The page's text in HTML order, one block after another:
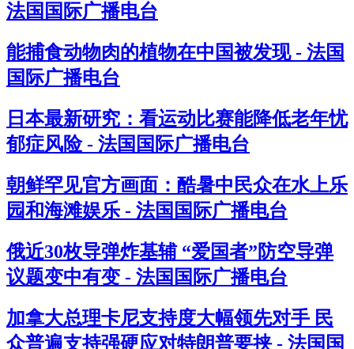
法国国际广播电台
能捕食动物肉的植物在中国被发现 - 法国
国际广播电台
日本最新研究：看运动比赛能降低老年忧
郁症风险 - 法国国际广播电台
朝鲜罕见官方画面：酷暑中民众在水上乐
园和海滩娱乐 - 法国国际广播电台
俄近30枚导弹炸基辅 “爱国者”防空导弹
议题变中有变 - 法国国际广播电台
加拿大总理卡尼支持度大幅领先对手 民
众普遍支持强硬应对特朗普要挟 - 法国国